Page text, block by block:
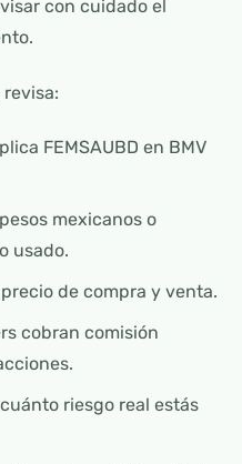
con cuidado el
FEMSAUBD en BMV
mexicanos o
usado.
de compra y venta.
cobran comisión
riesgo real estás